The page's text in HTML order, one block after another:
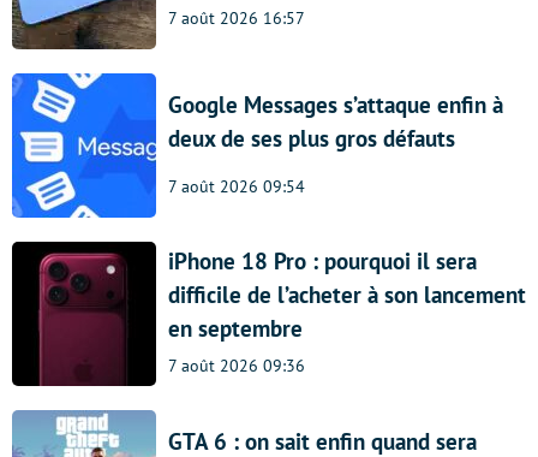
7 août 2026 16:57
Google Messages s’attaque enfin à
deux de ses plus gros défauts
7 août 2026 09:54
iPhone 18 Pro : pourquoi il sera
difficile de l’acheter à son lancement
en septembre
7 août 2026 09:36
GTA 6 : on sait enfin quand sera